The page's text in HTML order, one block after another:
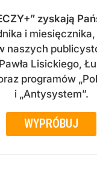
zyskają
i
naszych
Lisickiego,
programów
i „Antysystem”.
WYPRÓBUJ